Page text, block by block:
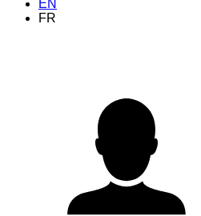
EN
FR